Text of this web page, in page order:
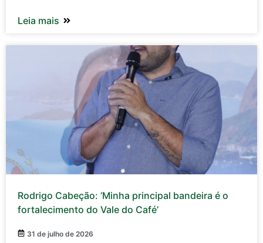
Leia mais
Rodrigo Cabeção: ‘Minha principal bandeira é o
fortalecimento do Vale do Café’
31 de julho de 2026